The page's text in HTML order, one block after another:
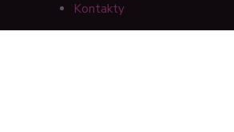
Kontakty